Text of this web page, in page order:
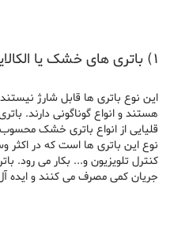
1) باتری های خشک یا الکالاین (Alkaline ) :
این نوع باتری ها قابل شارژ
هستند و انواع گوناگونی دارند.
قلیایی از انواع باتری خشک
نوع این باتری ها است که در اکثر
کنترل تلویزیون و... بکار می رود.
جریان کمی مصرف می کنند و ایده